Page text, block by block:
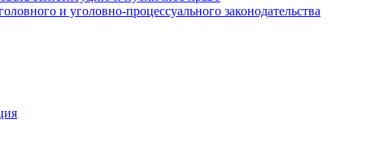
и уголовно-процессуального законодательства